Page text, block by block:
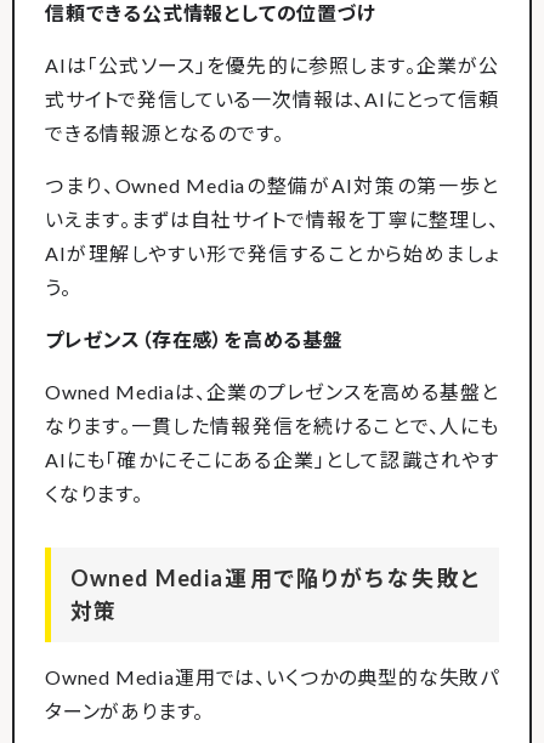
信頼できる公式情報としての位置づけ
AIは「公式ソース」を優先的に参照します。企業が公
式サイトで発信している一次情報は、AIにとって信頼
できる情報源となるのです。
つまり、Owned Mediaの整備がAI対策の第一歩と
いえます。まずは自社サイトで情報を丁寧に整理し、
AIが理解しやすい形で発信することから始めましょ
う。
プレゼンス（存在感）を高める基盤
Owned Mediaは、企業のプレゼンスを高める基盤と
なります。一貫した情報発信を続けることで、人にも
AIにも「確かにそこにある企業」として認識されやす
くなります。
Owned Media運用で陥りがちな失敗と
対策
Owned Media運用では、いくつかの典型的な失敗パ
ターンがあります。